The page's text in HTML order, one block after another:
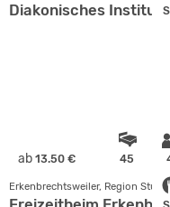
Diakonisches Institut
ab 13.50 € 45
Erkenbrechtsweiler, Region